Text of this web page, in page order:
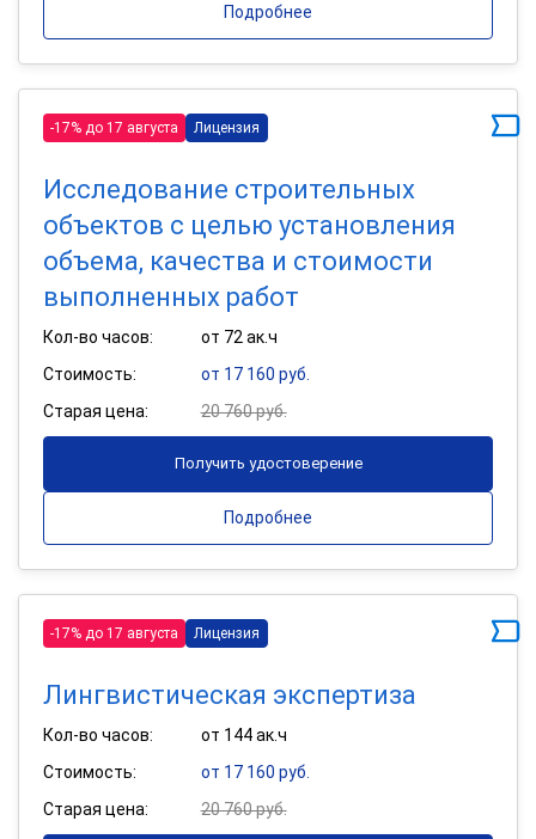
Подробнее
-17% до 17 августа Лицензия
Исследование строительных
объектов с целью установления
объема, качества и стоимости
выполненных работ
Кол-во часов:
от 72 ак.ч
Стоимость:
от 17 160 руб.
Старая цена:
20 760 руб.
Получить удостоверение
Подробнее
-17% до 17 августа Лицензия
Лингвистическая экспертиза
Кол-во часов:
от 144 ак.ч
Стоимость:
от 17 160 руб.
Старая цена:
20 760 руб.